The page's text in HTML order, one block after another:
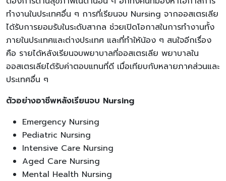
ทำงานในประเทศอื่น ๆ การที่เรียนจบ Nursing จากออสเตรเลีย
ได้รับการยอมรับในระดับสากล ช่วยเปิดโอกาสในการทำงานทั้ง
ภายในประเทศและต่างประเทศ และที่ทำให้น้อง ๆ สนใจอีกเรื่อง
คือ รายได้หลังเรียนจบพยาบาลที่ออสเตรเลีย พยาบาลใน
ออสเตรเลียได้รับค่าตอบแทนที่ดี เมื่อเทียบกับหลายภาคส่วนและ
ประเทศอื่น ๆ
ตัวอย่างอาชีพหลังเรียนจบ Nursing
Emergency Nursing
Pediatric Nursing
Intensive Care Nursing
Aged Care Nursing
Mental Health Nursing